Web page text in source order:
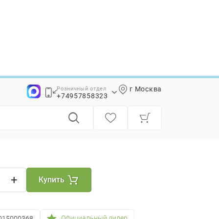
Розничный отдел
+74957858323
г Москва
+ Купить